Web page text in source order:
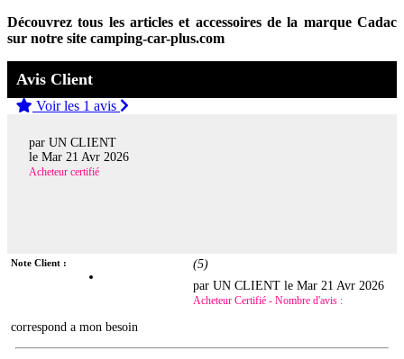
Découvrez tous les articles et accessoires de la marque Cadac
sur notre site camping-car-plus.com
Avis Client
Voir les 1 avis
par UN CLIENT
le Mar 21 Avr 2026
Acheteur certifié
Note Client : (5)
par UN CLIENT leMar 21 Avr 2026
Acheteur Certifié - Nombre d'avis :
correspond a mon besoin